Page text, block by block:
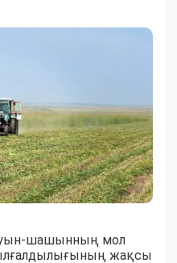
шашынның мол
жақсы